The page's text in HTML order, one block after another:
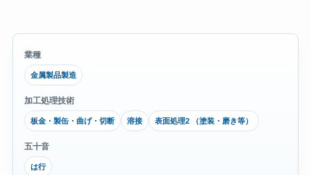
業種
金属製品製造
加工処理技術
板金・製缶・曲げ・切断 溶接 表面処理2 （塗装・磨き等）
五十音
は行